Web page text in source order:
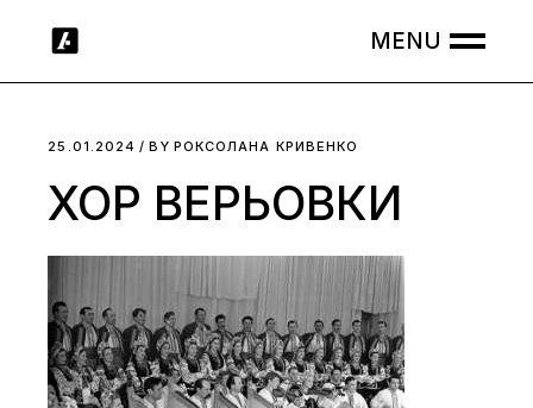
25.01.2024 BY РОКСОЛАНА КРИВЕНКО
ХОР ВЕРЬОВКИ